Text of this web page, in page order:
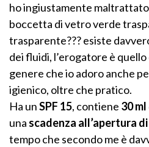
ho ingiustamente
boccetta di vetro verde
trasparente??? esiste
dei fluidi, l’erogatore è
genere che io adoro anche
igienico, oltre che pratico.
Ha unSPF 15, contiene 30 ml
una scadenza all’apertura di
tempo che secondo me è